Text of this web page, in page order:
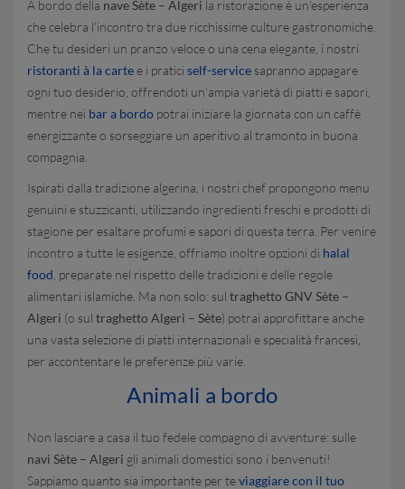
A bordo della nave Sète – Algeri la ristorazione è un’esperienza
che celebra l’incontro tra due ricchissime culture gastronomiche.
Che tu desideri un pranzo veloce o una cena elegante, i nostri
ristoranti à la cartee i pratici self-service sapranno appagare
ogni tuo desiderio, offrendoti un’ampia varietà di piatti e sapori,
mentre nei bar a bordo potrai iniziare la giornata con un caffè
energizzante o sorseggiare un aperitivo al tramonto in buona
compagnia.
Ispirati dalla tradizione algerina, i nostri chef propongono menu
genuini e stuzzicanti, utilizzando ingredienti freschi e prodotti di
stagione per esaltare profumi e sapori di questa terra. Per venire
incontro a tutte le esigenze, offriamo inoltre opzioni di halal
food , preparate nel rispetto delle tradizioni e delle regole
alimentari islamiche. Ma non solo: sul traghetto GNV Sète –
Algeri (o sul traghetto Algeri – Sète) potrai approfittare anche
una vasta selezione di piatti internazionali e specialità francesi,
per accontentare le preferenze più varie.
Animali a bordo
Non lasciare a casa il tuo fedele compagno di avventure: sulle
navi Sète – Algeri gli animali domestici sono i benvenuti!
Sappiamo quanto sia importante per teviaggiare con il tuo